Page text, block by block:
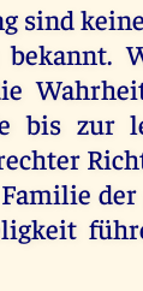
sind
bis zur